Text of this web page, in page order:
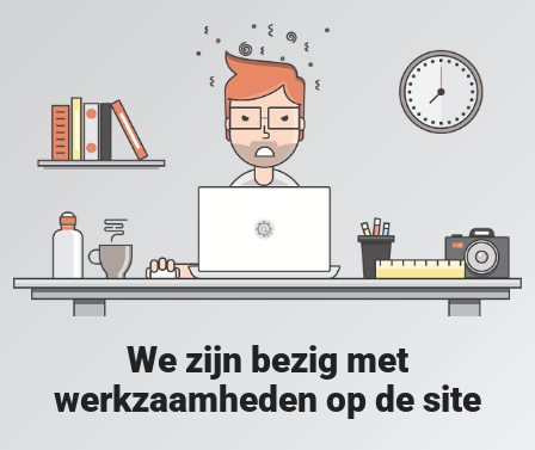
We zijn bezig met
werkzaamheden op de site